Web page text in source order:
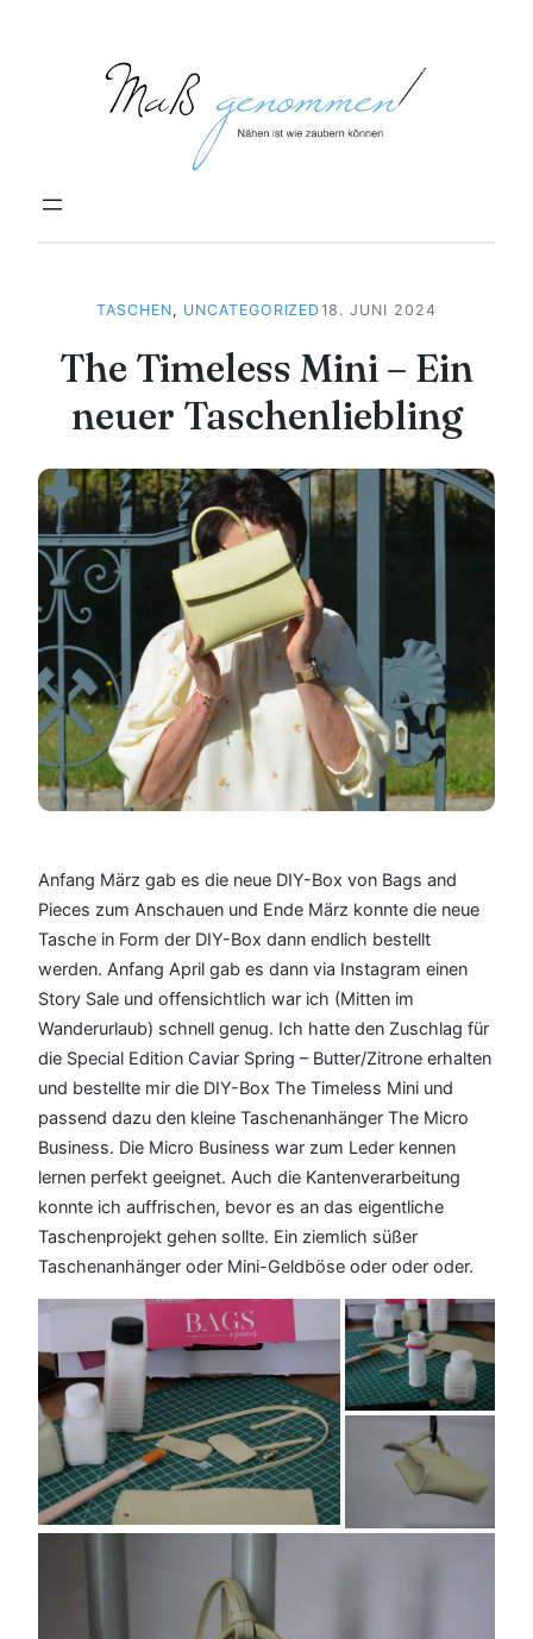
springen
TASCHEN, UNCATEGORIZED 18. JUNI 2024
The Timeless Mini – Ein
neuer Taschenliebling
Anfang März gab es die neue DIY-Box von Bags and
Pieces zum Anschauen und Ende März konnte die neue
Tasche in Form der DIY-Box dann endlich bestellt
werden. Anfang April gab es dann via Instagram einen
Story Sale und offensichtlich war ich (Mitten im
Wanderurlaub) schnell genug. Ich hatte den Zuschlag für
die Special Edition Caviar Spring – Butter/Zitrone erhalten
und bestellte mir die DIY-Box The Timeless Mini und
passend dazu den kleine Taschenanhänger The Micro
Business. Die Micro Business war zum Leder kennen
lernen perfekt geeignet. Auch die Kantenverarbeitung
konnte ich auffrischen, bevor es an das eigentliche
Taschenprojekt gehen sollte. Ein ziemlich süßer
Taschenanhänger oder Mini-Geldböse oder oder oder.